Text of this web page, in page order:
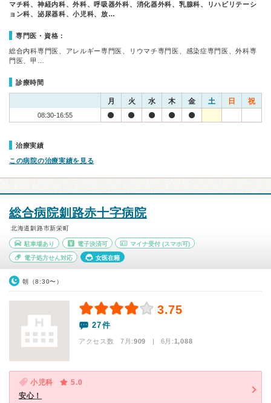
マチ科、神経内科、外科、呼吸器外科、消化器外科、乳腺科、リハビリテーシ
ョン科、泌尿器科、小児科、放…
専門医・資格：
総合内科専門医、アレルギー専門医、リウマチ専門医、感染症専門医、外科専
門医、甲…
診療時間
月 火 水 木 金 土 日 祝
08:30-16:55
治療実績
この病院の治療実績を見る
総合病院釧路赤十字病院
北海道釧路市新栄町
駐車場あり 電子決済可 マイナ受付 (スマホ可)
電子処方せん対応 女医在籍
朝（8:30〜）
3.75
27件
アクセス数 7月:909 | 6月:1,088
小児科
5.0
安心！